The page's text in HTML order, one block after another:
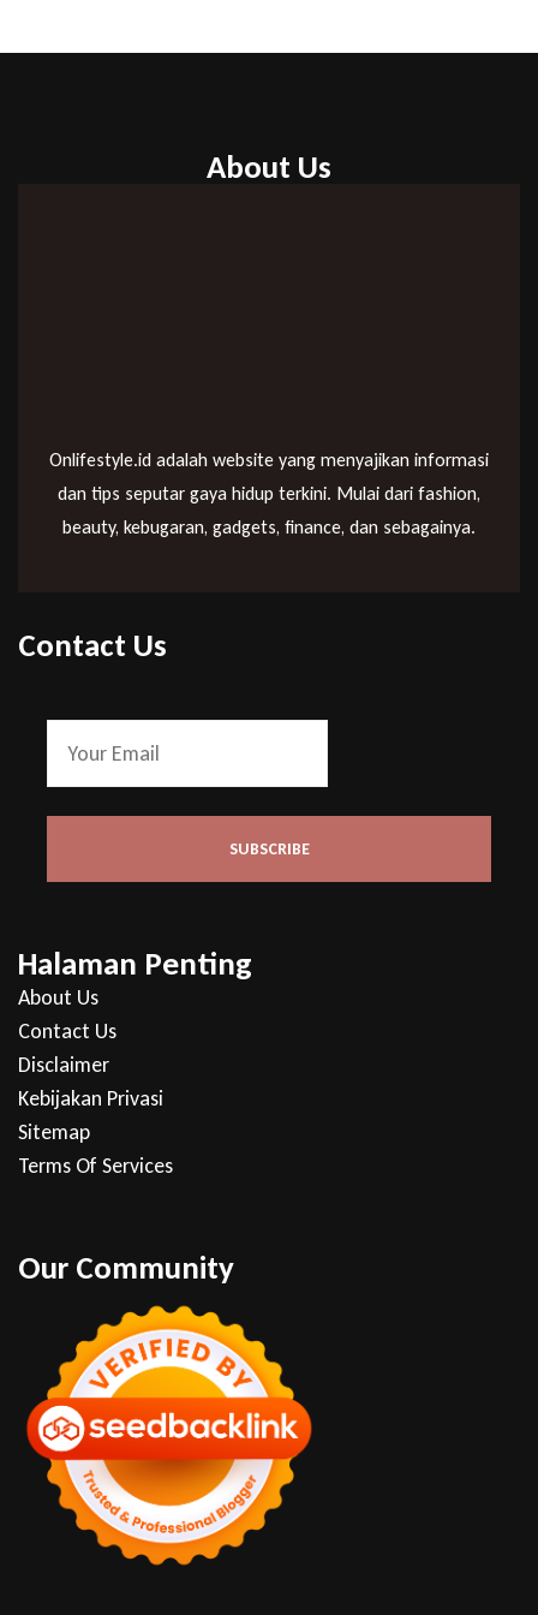
About Us
Onlifestyle.id adalah website yang menyajikan informasi
dan tips seputar gaya hidup terkini. Mulai dari fashion,
beauty, kebugaran, gadgets, finance, dan sebagainya.
Contact Us
Halaman Penting
About Us
Contact Us
Disclaimer
Kebijakan Privasi
Sitemap
Terms Of Services
Our Community